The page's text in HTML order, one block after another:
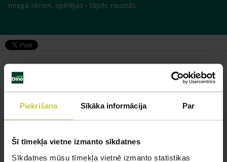
Piekrišana Sīkāka informācija Par
Šī tīmekļa vietne izmanto sīkdatnes
Sīkdatnes mūsu tīmekļa vietnē izmanto statistikas
miegā skrien, spēlējas - tāpēc raustās.
Līdzīgi jautājumi
Mūsu eksperti spēs atbildēt uz jebkuru Jūsu jautājumu
UZDOT JAUTĀJUMU